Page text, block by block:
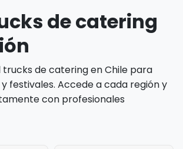
de catering
de catering en Chile para
festivales. Accede a cada región y
con profesionales